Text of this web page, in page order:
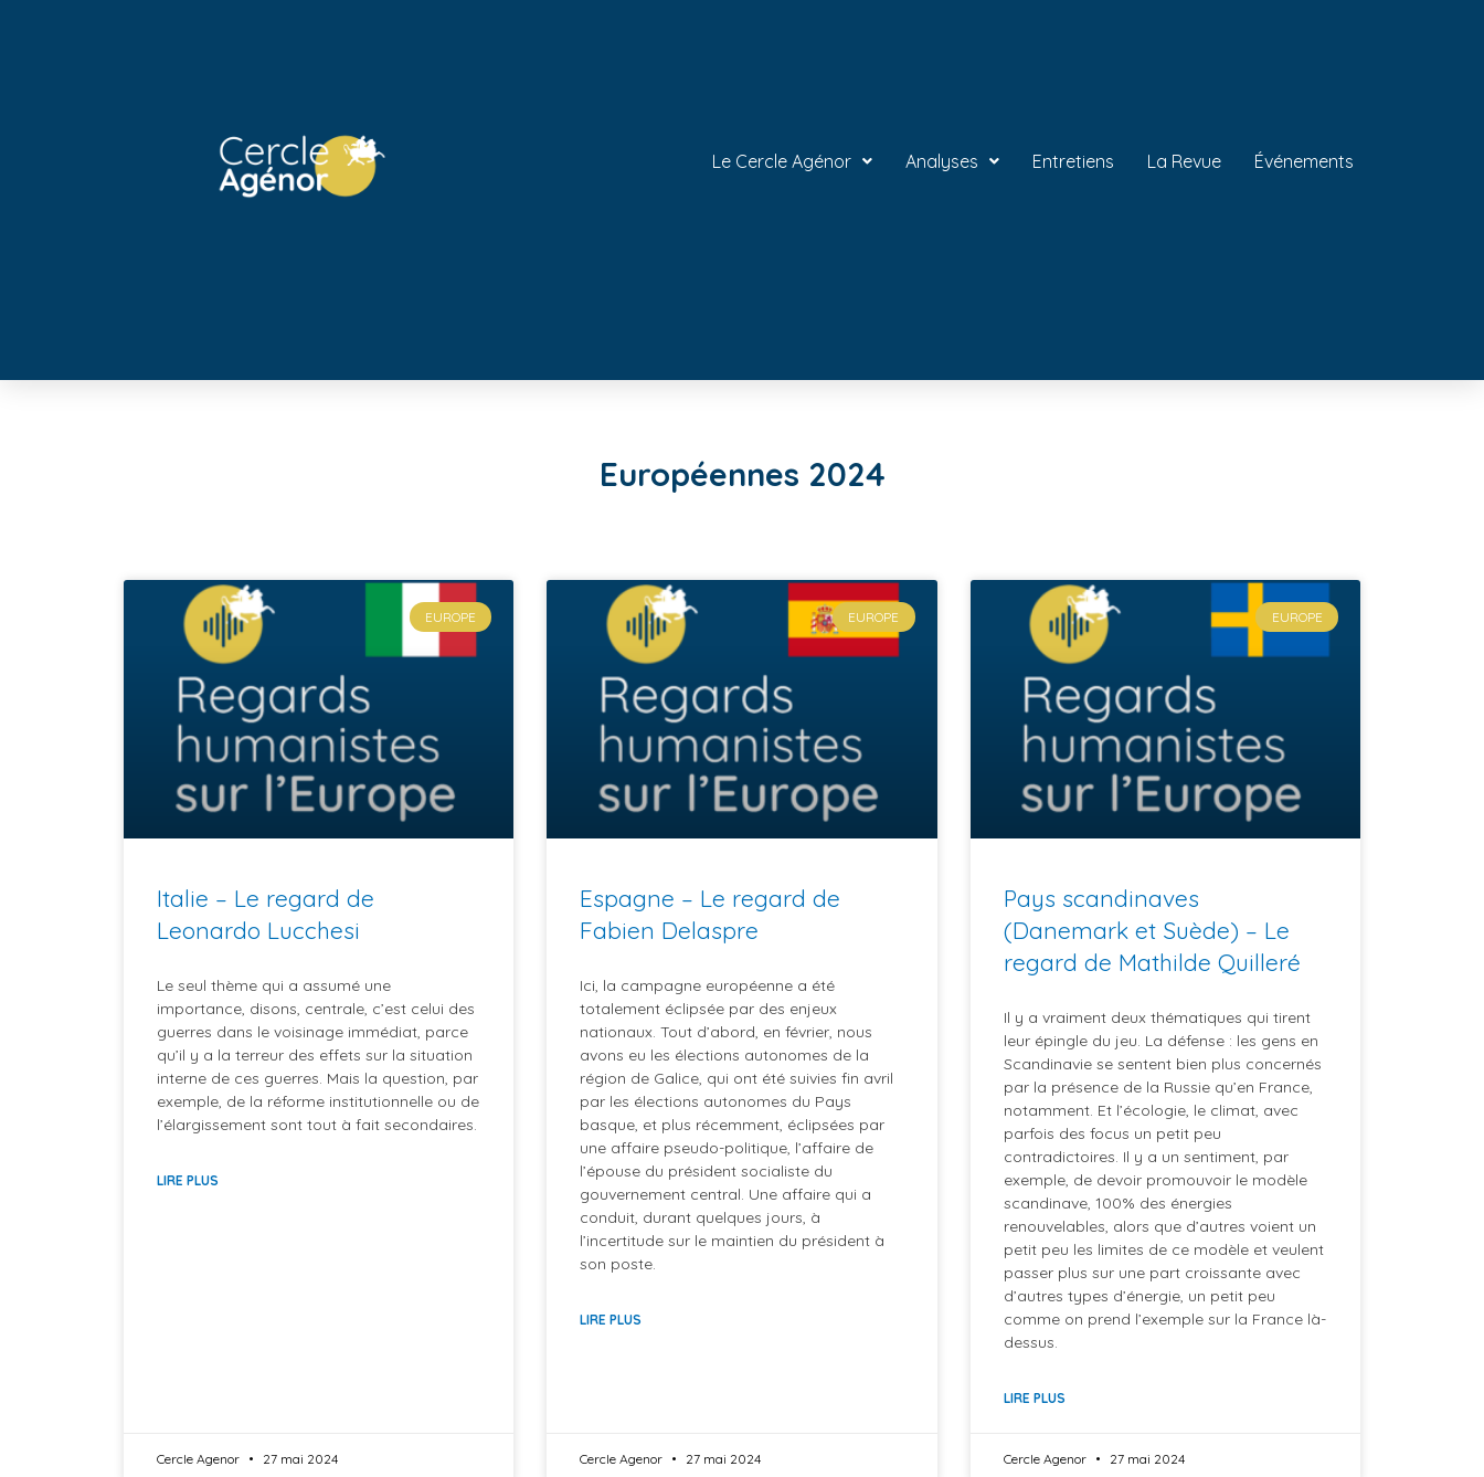
Le Cercle Agénor Analyses Entretiens La Revue Événements
Européennes 2024
EUROPE
Italie – Le regard de
Leonardo Lucchesi
Le seul thème qui a assumé une
importance, disons, centrale, c’est celui des
guerres dans le voisinage immédiat, parce
qu’il y a la terreur des effets sur la situation
interne de ces guerres. Mais la question, par
exemple, de la réforme institutionnelle ou de
l’élargissement sont tout à fait secondaires.
LIRE PLUS
Cercle Agenor 27 mai 2024
EUROPE
Espagne – Le regard de
Fabien Delaspre
Ici, la campagne européenne a été
totalement éclipsée par des enjeux
nationaux. Tout d’abord, en février, nous
avons eu les élections autonomes de la
région de Galice, qui ont été suivies fin avril
par les élections autonomes du Pays
basque, et plus récemment, éclipsées par
une affaire pseudo-politique, l’affaire de
l’épouse du président socialiste du
gouvernement central. Une affaire qui a
conduit, durant quelques jours, à
l’incertitude sur le maintien du président à
son poste.
LIRE PLUS
Cercle Agenor 27 mai 2024
EUROPE
Pays scandinaves
(Danemark et Suède) – Le
regard de Mathilde Quilleré
Il y a vraiment deux thématiques qui tirent
leur épingle du jeu. La défense : les gens en
Scandinavie se sentent bien plus concernés
par la présence de la Russie qu’en France,
notamment. Et l’écologie, le climat, avec
parfois des focus un petit peu
contradictoires. Il y a un sentiment, par
exemple, de devoir promouvoir le modèle
scandinave, 100% des énergies
renouvelables, alors que d’autres voient un
petit peu les limites de ce modèle et veulent
passer plus sur une part croissante avec
d’autres types d’énergie, un petit peu
comme on prend l’exemple sur la France là-
dessus.
LIRE PLUS
Cercle Agenor 27 mai 2024